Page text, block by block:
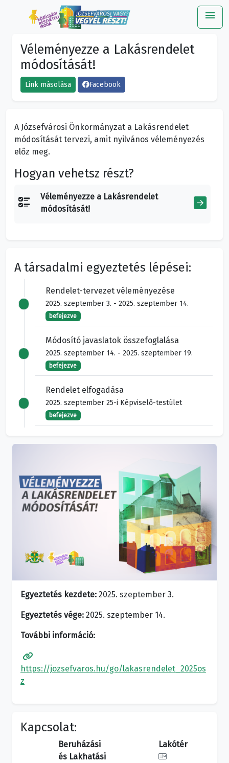
menu
Véleményezze a Lakásrendelet
módosítását!
Link másolása Facebook
Egyeztetés kezdete: 2025. szeptember 3.
Egyeztetés vége: 2025. szeptember 14.
További információ:
https://jozsefvaros.hu/go/lakasrendelet_2025os
z
Kapcsolat:
Beruházási
és Lakhatási
Lakótér
A Józsefvárosi Önkormányzat a Lakásrendelet
módosítását tervezi, amit nyilvános véleményezés
előz meg.
Hogyan vehetsz részt?
Véleményezze a Lakásrendelet
módosítását!
A társadalmi egyeztetés lépései:
Rendelet-tervezet véleményezése
2025. szeptember 3. - 2025. szeptember 14.
befejezve
Módosító javaslatok összefoglalása
2025. szeptember 14. - 2025. szeptember 19.
befejezve
Rendelet elfogadása
2025. szeptember 25-i Képviselő-testület
befejezve